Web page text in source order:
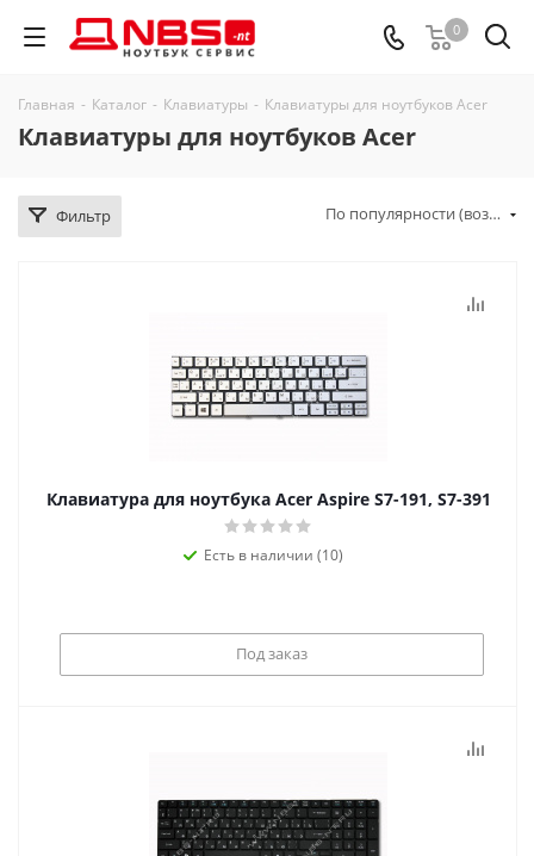
0
Главная - Каталог - Клавиатуры - Клавиатуры для ноутбуков Acer
Клавиатуры для ноутбуков Acer
Фильтр По популярности (возрастание)
Клавиатура для ноутбука Acer Aspire S7-191, S7-391
Есть в наличии (10)
Под заказ